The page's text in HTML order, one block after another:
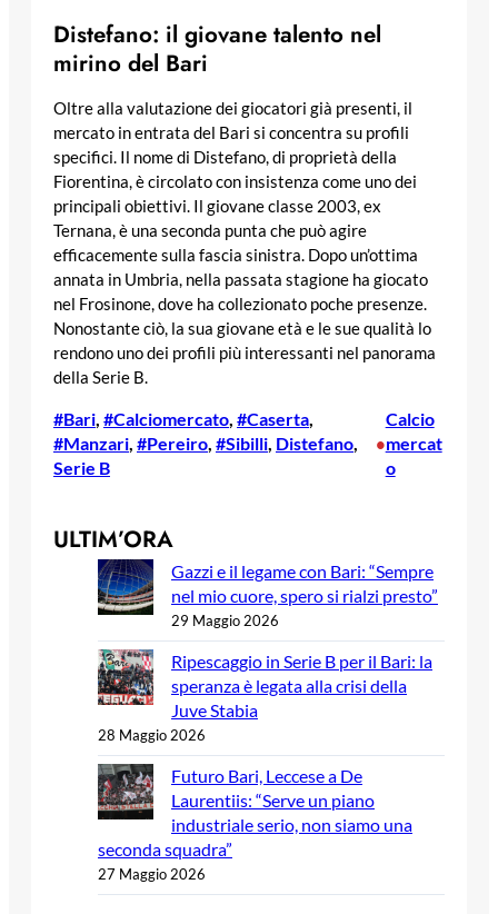
Distefano: il giovane talento nel
mirino del Bari
Oltre alla valutazione dei giocatori già presenti, il
mercato in entrata del Bari si concentra su profili
specifici. Il nome di Distefano, di proprietà della
Fiorentina, è circolato con insistenza come uno dei
principali obiettivi. Il giovane classe 2003, ex
Ternana, è una seconda punta che può agire
efficacemente sulla fascia sinistra. Dopo un’ottima
annata in Umbria, nella passata stagione ha giocato
nel Frosinone, dove ha collezionato poche presenze.
Nonostante ciò, la sua giovane età e le sue qualità lo
rendono uno dei profili più interessanti nel panorama
della Serie B.
#Bari #Calciomercato #Caserta
#Manzari #Pereiro #Sibilli Distefano
Serie B
•
Calcio
mercat
o
ULTIM’ORA
Gazzi e il legame con Bari: “Sempre
nel mio cuore, spero si rialzi presto”
29 Maggio 2026
Ripescaggio in Serie B per il Bari: la
speranza è legata alla crisi della
Juve Stabia
28 Maggio 2026
Futuro Bari, Leccese a De
Laurentiis: “Serve un piano
industriale serio, non siamo una
seconda squadra”
27 Maggio 2026